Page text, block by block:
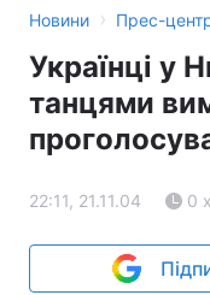
Новини › Прес-
Українці у
танцями
22:11, 21.11.04 0